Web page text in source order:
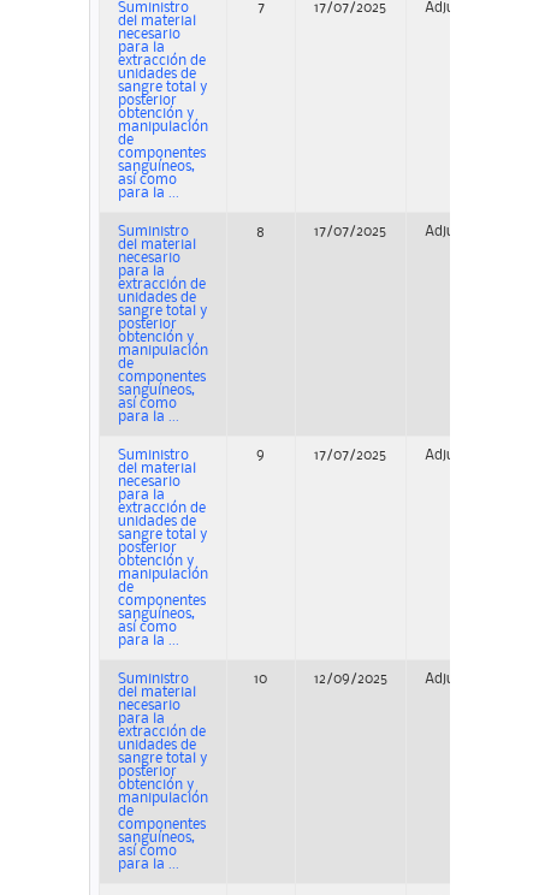
Suministro
del material
necesario
para la
extracción de
unidades de
sangre total y
posterior
obtención y
manipulación
de
componentes
sanguíneos,
así como
para la ...
7 17/07/2025 Adjudicación
Suministro
del material
necesario
para la
extracción de
unidades de
sangre total y
posterior
obtención y
manipulación
de
componentes
sanguíneos,
así como
para la ...
8 17/07/2025 Adjudicación
Suministro
del material
necesario
para la
extracción de
unidades de
sangre total y
posterior
obtención y
manipulación
de
componentes
sanguíneos,
así como
para la ...
9 17/07/2025 Adjudicación
Suministro
del material
necesario
para la
extracción de
unidades de
sangre total y
posterior
obtención y
manipulación
de
componentes
sanguíneos,
así como
para la ...
10 12/09/2025 Adjudicación